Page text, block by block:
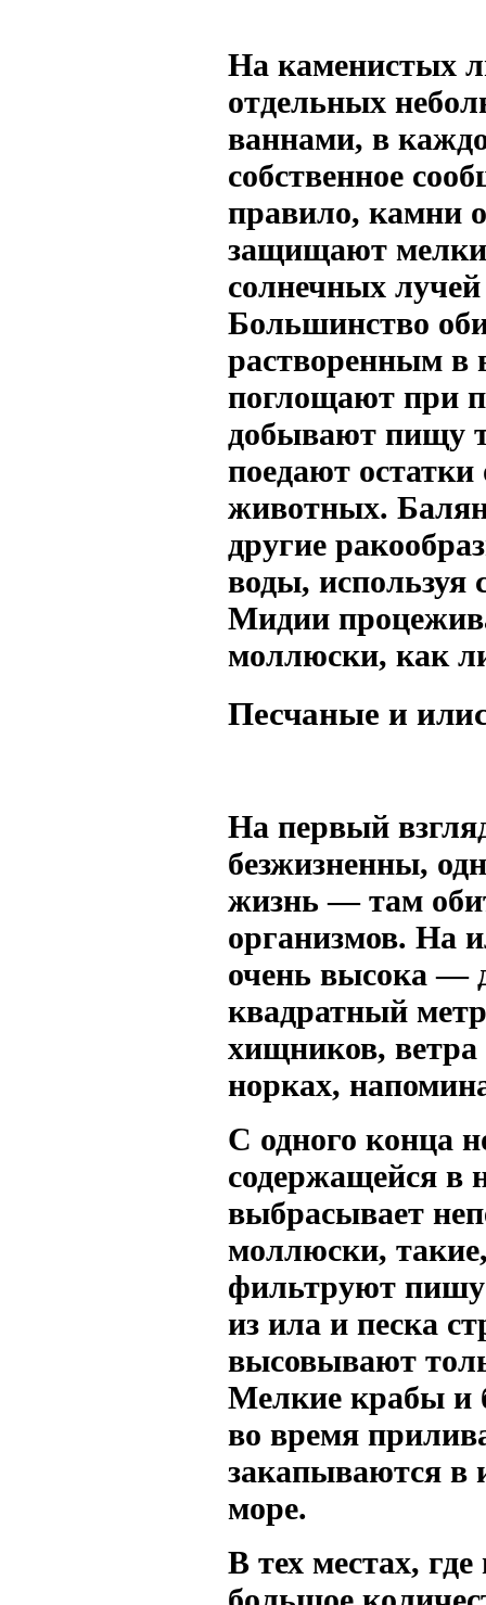
На каменистых
отдельных
ваннами, в
собственное
правило, камни
защищают
солнечных
Большинство
растворенным в
поглощают при
добывают пищу
поедают
животных.
другие
воды,
Мидии
моллюски, как
Песчаные и
На первый
безжизненны,
жизнь — там
организмов. На
очень высока —
квадратный
хищников,
норках,
С одного конца
содержащейся в
выбрасывает
моллюски,
фильтруют пишу
из ила и песка
высовывают
Мелкие крабы и
во время
закапываются в
море.
В тех местах,